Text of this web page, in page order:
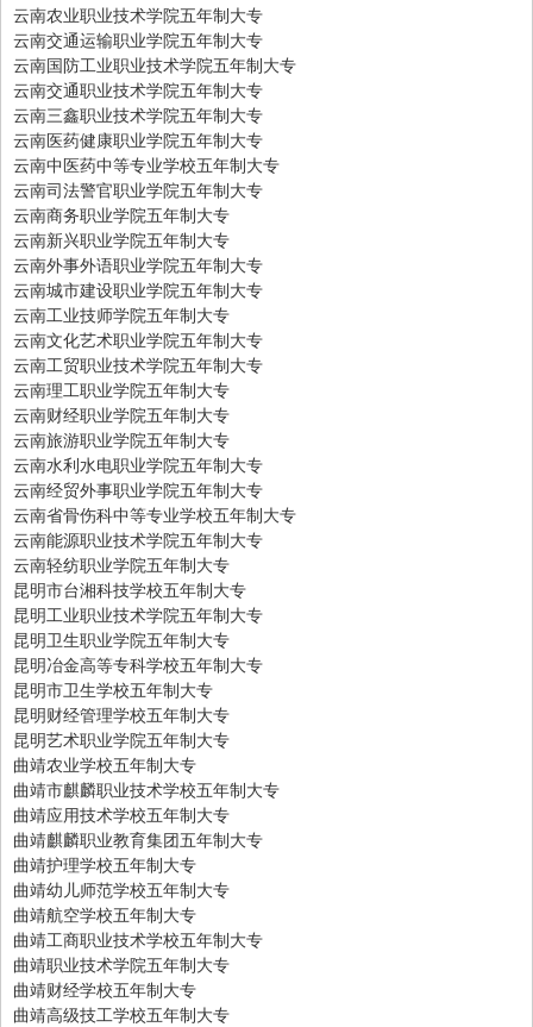
云南农业职业技术学院五年制大专
云南交通运输职业学院五年制大专
云南国防工业职业技术学院五年制大专
云南交通职业技术学院五年制大专
云南三鑫职业技术学院五年制大专
云南医药健康职业学院五年制大专
云南中医药中等专业学校五年制大专
云南司法警官职业学院五年制大专
云南商务职业学院五年制大专
云南新兴职业学院五年制大专
云南外事外语职业学院五年制大专
云南城市建设职业学院五年制大专
云南工业技师学院五年制大专
云南文化艺术职业学院五年制大专
云南工贸职业技术学院五年制大专
云南理工职业学院五年制大专
云南财经职业学院五年制大专
云南旅游职业学院五年制大专
云南水利水电职业学院五年制大专
云南经贸外事职业学院五年制大专
云南省骨伤科中等专业学校五年制大专
云南能源职业技术学院五年制大专
云南轻纺职业学院五年制大专
昆明市台湘科技学校五年制大专
昆明工业职业技术学院五年制大专
昆明卫生职业学院五年制大专
昆明冶金高等专科学校五年制大专
昆明市卫生学校五年制大专
昆明财经管理学校五年制大专
昆明艺术职业学院五年制大专
曲靖农业学校五年制大专
曲靖市麒麟职业技术学校五年制大专
曲靖应用技术学校五年制大专
曲靖麒麟职业教育集团五年制大专
曲靖护理学校五年制大专
曲靖幼儿师范学校五年制大专
曲靖航空学校五年制大专
曲靖工商职业技术学校五年制大专
曲靖职业技术学院五年制大专
曲靖财经学校五年制大专
曲靖高级技工学校五年制大专